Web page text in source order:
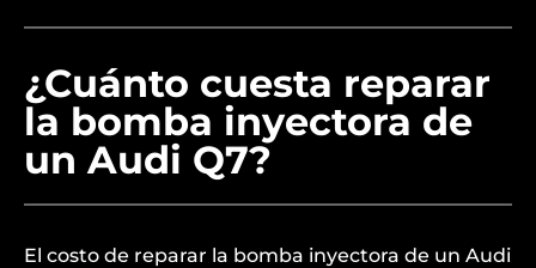
¿Cuánto cuesta reparar
la bomba inyectora de
un Audi Q7?
El costo de reparar la bomba inyectora de un Audi